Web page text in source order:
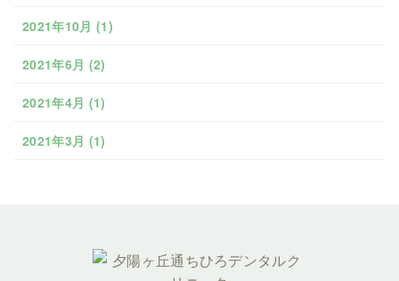
2021年10月 (1)
2021年6月 (2)
2021年4月 (1)
2021年3月 (1)